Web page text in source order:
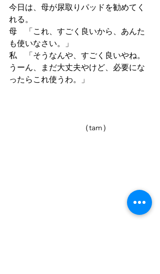
今日は、母が尿取りパッドを勧めてく
れる。
母　「これ、すごく良いから、あんた
も使いなさい。」
私　「そうなんや、すごく良いやね。
うーん、まだ大丈夫やけど、必要にな
ったらこれ使うわ。」
（tam）